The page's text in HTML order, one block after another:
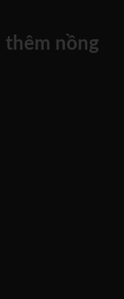
thêm nồng